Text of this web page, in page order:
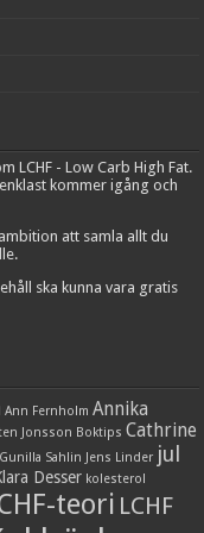
LCHF - Low Carb High Fat.
kommer igång och
att samla allt du
ska kunna vara gratis
Ann Fernholm Annika
Jonsson Boktips Cathrine
Gunilla Sahlin Jens Linder jul
Desser kolesterol
teori LCHF